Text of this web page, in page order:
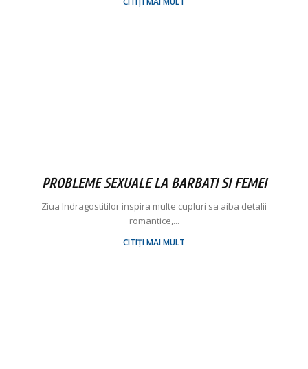
PROBLEME SEXUALE LA BARBATI SI FEMEI
Ziua Indragostitilor inspira multe cupluri sa aiba detalii
romantice,...
CITIȚI MAI MULT